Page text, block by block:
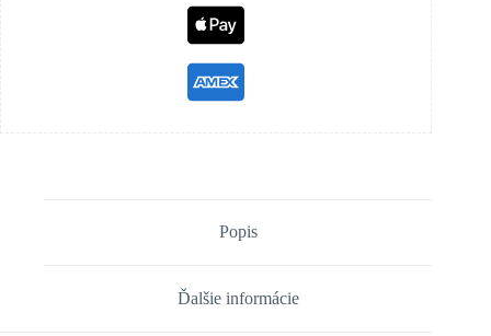
Popis
Ďalšie informácie